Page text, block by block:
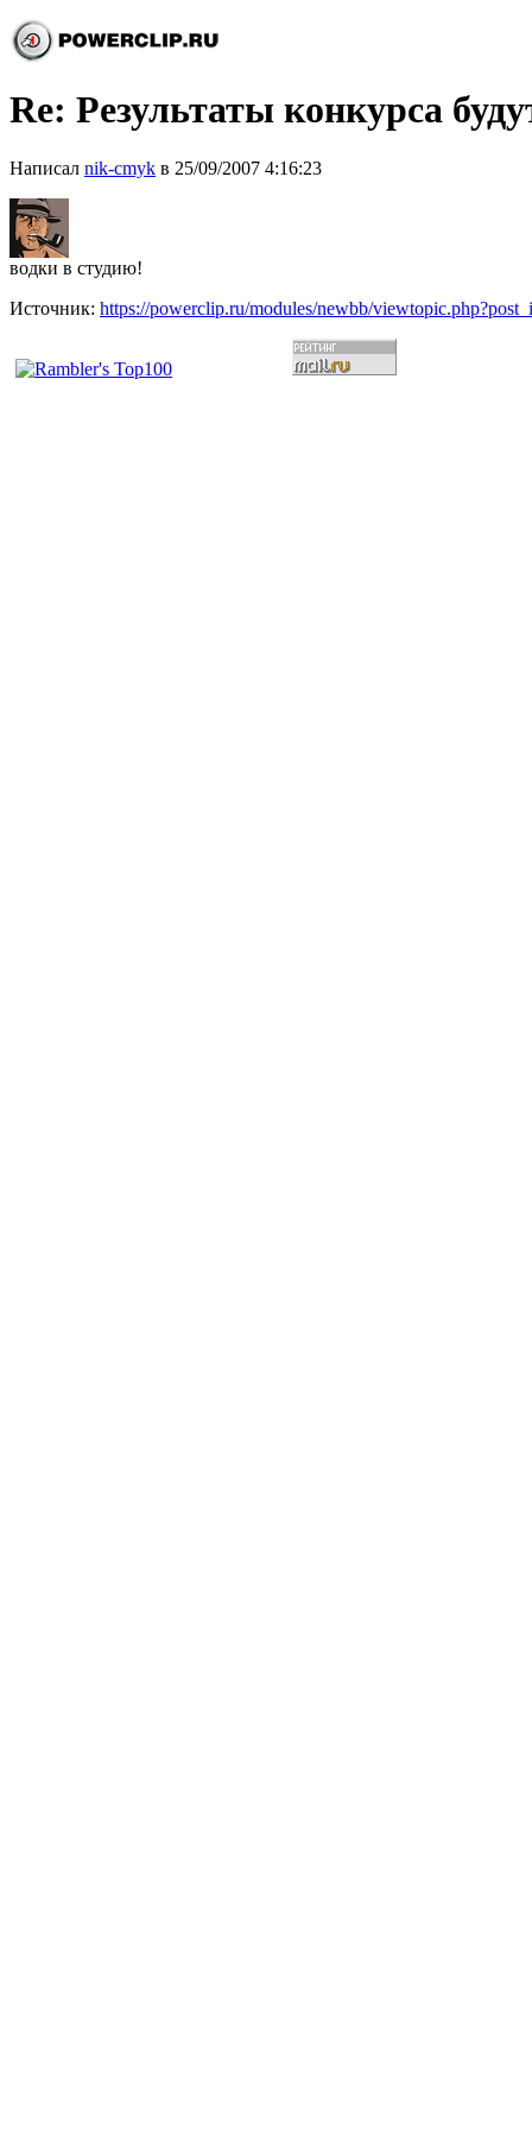
Re: Результаты конкурса
Написал nik-cmyk в 25/09/2007 4:16:23
водки в студию!
Источник: https://powerclip.ru/modules/newbb/